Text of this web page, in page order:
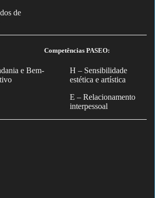
de
e Bem-
Competências PASEO:
H – Sensibilidade
estética e artística
E – Relacionamento
interpessoal